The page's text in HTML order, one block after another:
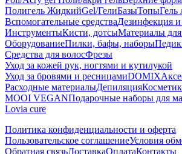
Полигель ЖидкийGel/ГелиБазыТопыГель
Вспомогательные средстваДезинфекция и
ИнструментыКисти, дотсыМатериалы для
ОборудованиеПилки, бафы, наборы
Средства для волосФрезы
Уход за кожей рук, ногтями и кутилукой
Уход за бровями и ресницамиDOMIX
Расходные материалыДепиляция
MOOI VEGANПодарочные наборы для
Lovia cure
Политика конфиденциальности и оферта
Пользовательское соглашениеУсловия
Обратная связьДоставкаОплатаКонтакты